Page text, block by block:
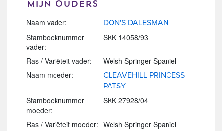
Mijn Ouders
Naam vader: DON'S DALESMAN
Stamboeknummer
vader:
SKK 14058/93
Ras / Variëteit vader:
Welsh Springer Spaniel
Naam moeder:
CLEAVEHILL PRINCESS
PATSY
Stamboeknummer
moeder:
SKK 27928/04
Ras / Variëteit moeder: Welsh Springer Spaniel